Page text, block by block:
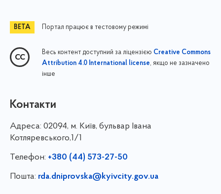
Портал працює в тестовому режимі
Весь контент доступний за ліцензією Creative Commons
Attribution 4.0 International license, якщо не зазначено
інше
Контакти
Адреса: 02094, м. Київ, бульвар Івана
Котляревського,1/1
Телефон: +380 (44) 573-27-50
Пошта: rda.dniprovska@kyivcity.gov.ua